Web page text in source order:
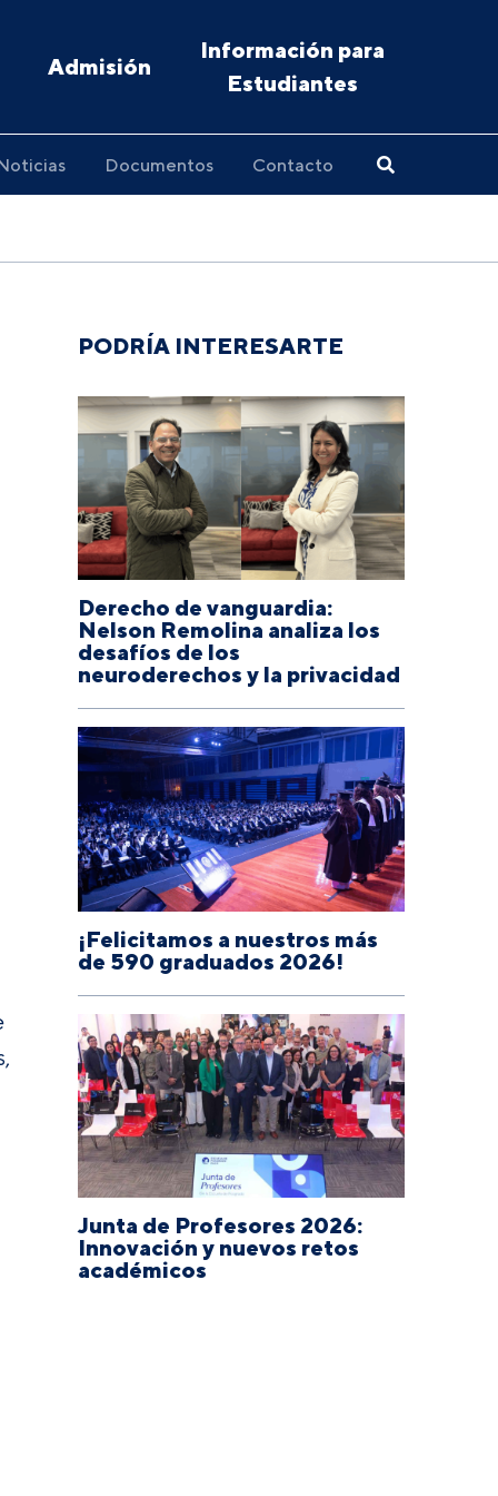
Admisión
Información para
Estudiantes
Documentos Contacto
PODRÍA INTERESARTE
Derecho de vanguardia:
Nelson Remolina analiza los
desafíos de los
neuroderechos y la privacidad
¡Felicitamos a nuestros más
de 590 graduados 2026!
Junta de Profesores 2026:
Innovación y nuevos retos
académicos